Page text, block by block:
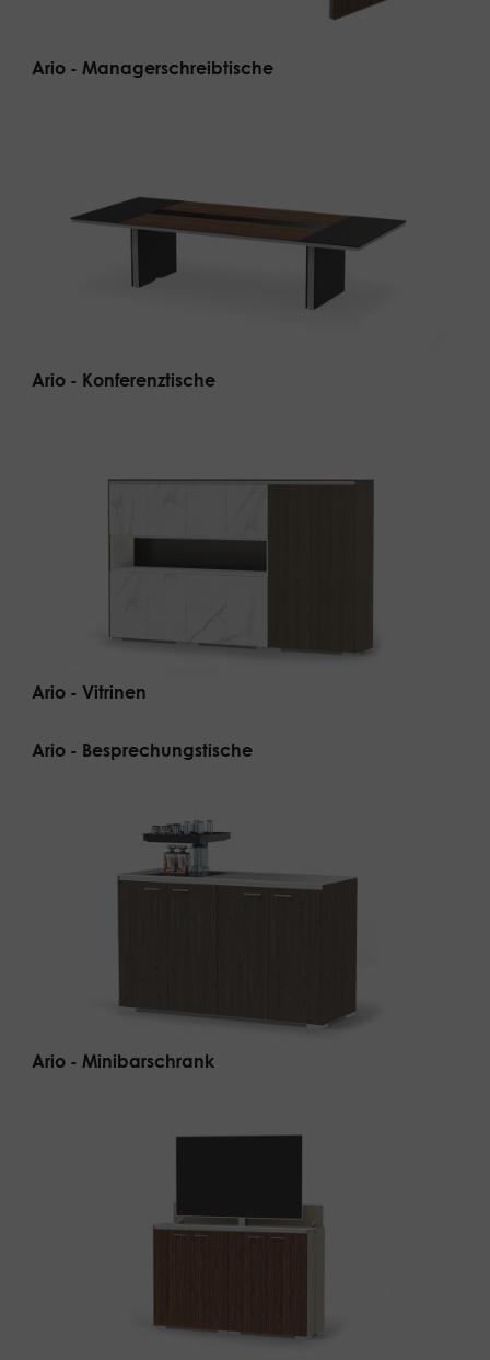
Ario - Managerschreibtische
Ario - Konferenztische
Ario - Vitrinen
Ario - Besprechungstische
Ario - Minibarschrank